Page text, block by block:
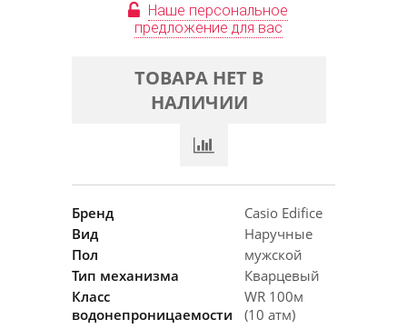
Наше персональное
предложение для вас
ТОВАРА НЕТ В
НАЛИЧИИ
Бренд
Casio Edifice
Вид
Наручные
Пол
мужской
Тип механизма
Кварцевый
Класс
водонепроницаемости
WR 100м
(10 атм)